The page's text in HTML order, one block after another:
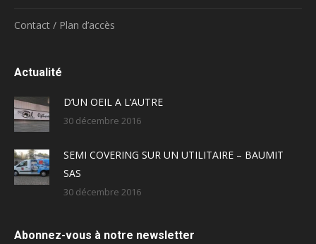
Contact / Plan d’accès
Actualité
D’UN OEIL A L’AUTRE
30 décembre 2016
SEMI COVERING SUR UN UTILITAIRE – BAUMIT
SAS
30 décembre 2016
Abonnez-vous à notre newsletter